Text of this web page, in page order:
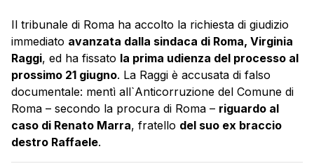
Il tribunale di Roma ha accolto la richiesta di giudizio
immediato avanzata dalla sindaca di Roma, Virginia
Raggi, ed ha fissato la prima udienza del processo al
prossimo 21 giugno. La Raggi è accusata di falso
documentale: mentì all`Anticorruzione del Comune di
Roma – secondo la procura di Roma – riguardo al
caso di Renato Marra, fratello del suo ex braccio
destro Raffaele.